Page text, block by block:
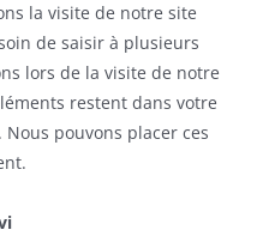
la visite de notre site
de saisir à plusieurs
lors de la visite de notre
restent dans votre
pouvons placer ces